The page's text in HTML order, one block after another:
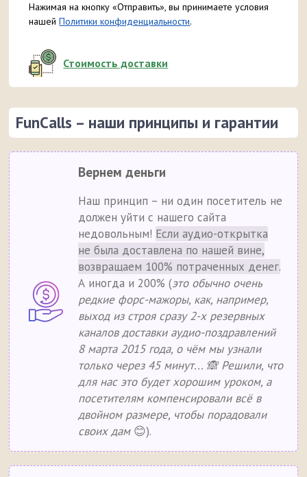
Нажимая на кнопку «Отправить», вы принимаете условия
нашейПолитики конфиденциальности.
Стоимость доставки
FunCalls – наши принципы и гарантии
Вернем деньги
Наш принцип – ни один посетитель не
должен уйти с нашего сайта
недовольным! Если аудио-открытка
не была доставлена по нашей вине,
возвращаем 100% потраченных денег.
А иногда и 200% (это обычно очень
редкие форс-мажоры, как, например,
выход из строя сразу 2-х резервных
каналов доставки аудио-поздравлений
8 марта 2015 года, о чём мы узнали
только через 45 минут... 🙈 Решили, что
для нас это будет хорошим уроком, а
посетителям компенсировали всё в
двойном размере, чтобы порадовали
своих дам😊).